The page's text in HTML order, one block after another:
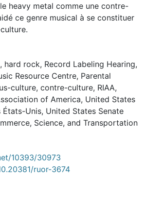
heavy metal comme une contre-
ce genre musical à se constituer
, hard rock, Record Labeling Hearing,
Resource Centre, Parental
culture, contre-culture, RIAA,
of America, United States
États-Unis, United States Senate
Science, and Transportation
10393/30973
ruor-3674